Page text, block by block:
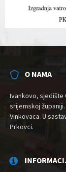
O NAMA
Ivankovo, sjedište
srijemskoj
Vinkovaca. U
Prkovci.